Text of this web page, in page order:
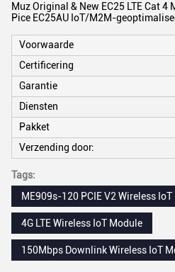
Muz Original & New EC25 LTE Cat 4
Pice EC25AU IoT/M2M-
Voorwaarde
Certificering
Garantie
Diensten
Pakket
Verzending door:
Tags:
ME909s-120 PCIE V2 Wireless
4G LTE Wireless IoT Module
150Mbps Downlink Wireless IoT